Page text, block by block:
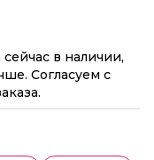
в наличии,
Согласуем с